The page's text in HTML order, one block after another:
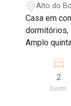
Alto do
Casa em
dormitórios,
Amplo
2
Dorm.